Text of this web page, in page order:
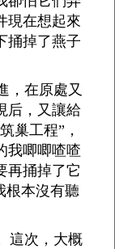
現在想起來
掉了燕子
，在原處又
后，又讓給
巢工程”，
我唧唧喳喳
再捅掉了它
根本沒有聽
這次，大概